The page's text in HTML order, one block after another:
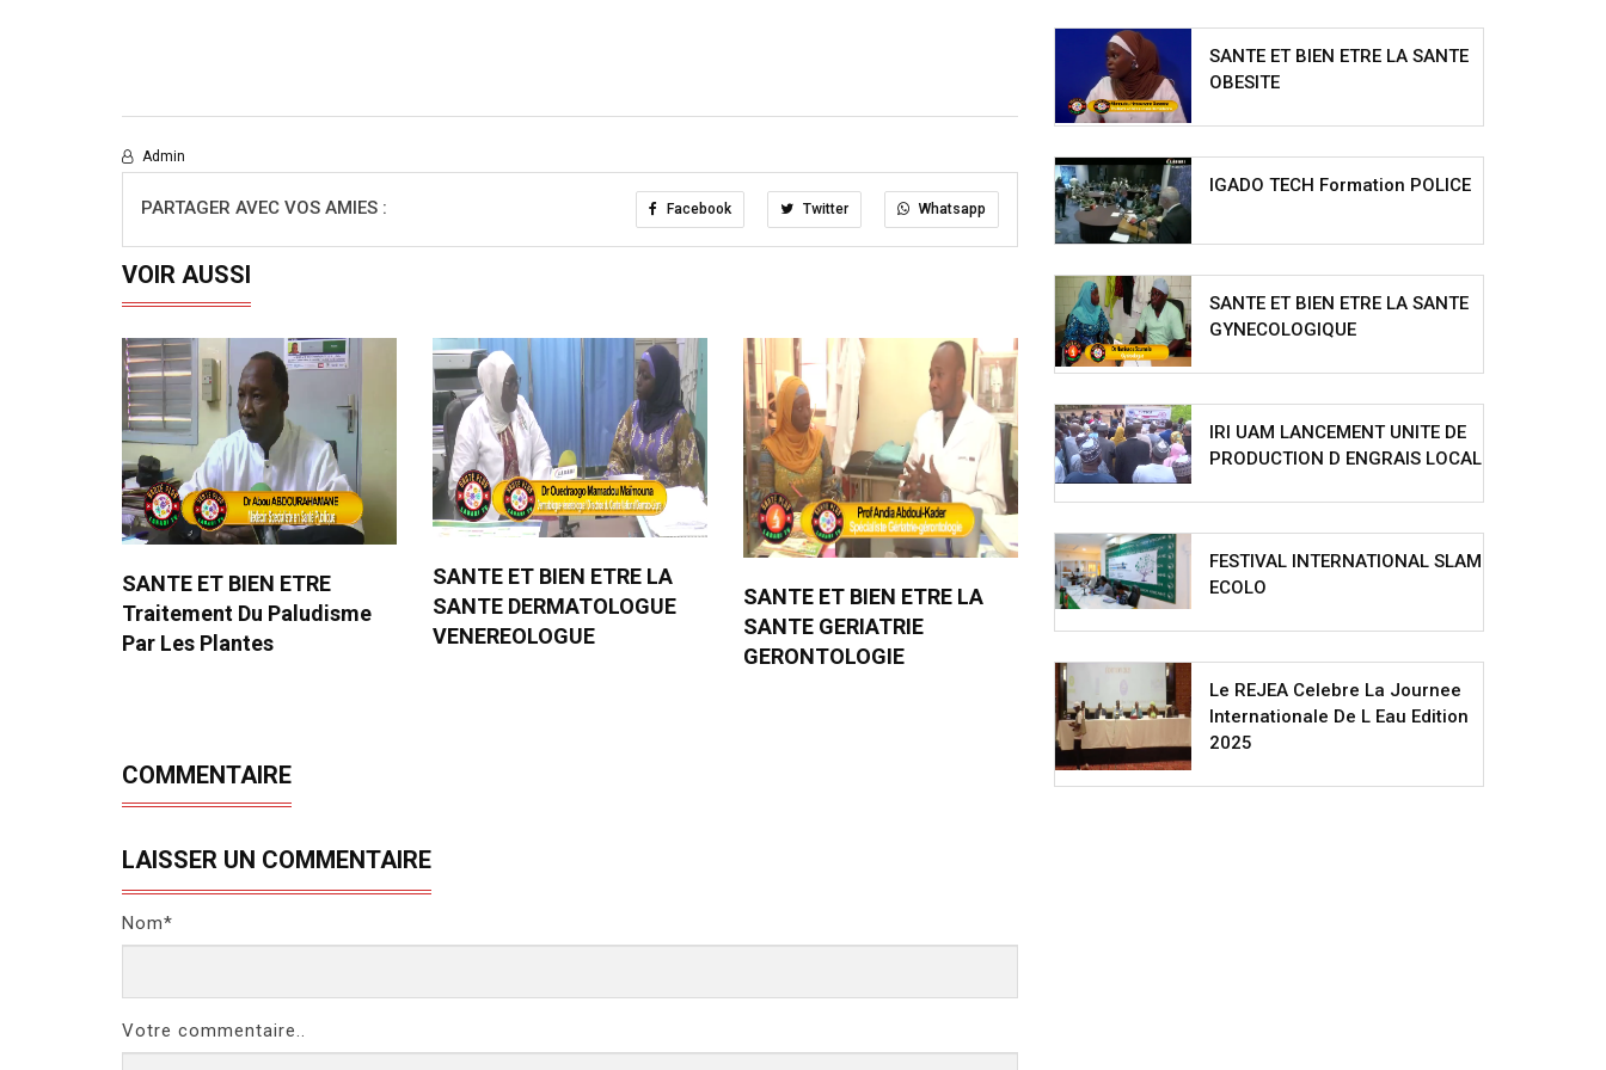
Admin
PARTAGER AVEC VOS AMIES : Facebook Twitter Whatsapp
VOIR AUSSI
SANTE ET BIEN ETRE
Traitement Du Paludisme
Par Les Plantes
SANTE ET BIEN ETRE LA
SANTE DERMATOLOGUE
VENEREOLOGUE
SANTE ET BIEN ETRE LA
SANTE GERIATRIE
GERONTOLOGIE
COMMENTAIRE
LAISSER UN COMMENTAIRE
Nom*
Votre commentaire..
SANTE ET BIEN ETRE LA SANTE
OBESITE
IGADO TECH Formation POLICE
SANTE ET BIEN ETRE LA SANTE
GYNECOLOGIQUE
IRI UAM LANCEMENT UNITE DE
PRODUCTION D ENGRAIS LOCAL
FESTIVAL INTERNATIONAL SLAM
ECOLO
Le REJEA Celebre La Journee
Internationale De L Eau Edition
2025